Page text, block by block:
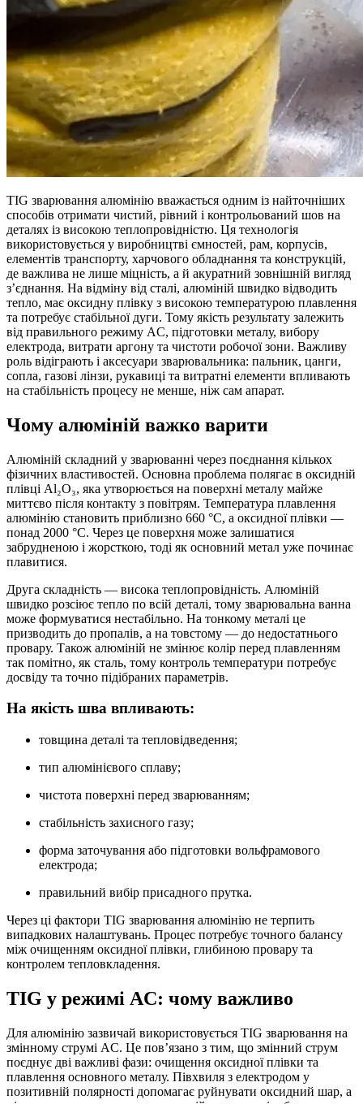
TIG зварювання алюмінію вважається одним із найточніших
способів отримати чистий, рівний і контрольований шов на
деталях із високою теплопровідністю. Ця технологія
використовується у виробництві ємностей, рам, корпусів,
елементів транспорту, харчового обладнання та конструкцій,
де важлива не лише міцність, а й акуратний зовнішній вигляд
з’єднання. На відміну від сталі, алюміній швидко відводить
тепло, має оксидну плівку з високою температурою плавлення
та потребує стабільної дуги. Тому якість результату залежить
від правильного режиму AC, підготовки металу, вибору
електрода, витрати аргону та чистоти робочої зони. Важливу
роль відіграють і аксесуари зварювальника: пальник, цанги,
сопла, газові лінзи, рукавиці та витратні елементи впливають
на стабільність процесу не менше, ніж сам апарат.
Чому алюміній важко варити
Алюміній складний у зварюванні через поєднання кількох
фізичних властивостей. Основна проблема полягає в оксидній
плівці Al₂O₃, яка утворюється на поверхні металу майже
миттєво після контакту з повітрям. Температура плавлення
алюмінію становить приблизно 660 °C, а оксидної плівки —
понад 2000 °C. Через це поверхня може залишатися
забрудненою і жорсткою, тоді як основний метал уже починає
плавитися.
Друга складність — висока теплопровідність. Алюміній
швидко розсіює тепло по всій деталі, тому зварювальна ванна
може формуватися нестабільно. На тонкому металі це
призводить до пропалів, а на товстому — до недостатнього
провару. Також алюміній не змінює колір перед плавленням
так помітно, як сталь, тому контроль температури потребує
досвіду та точно підібраних параметрів.
На якість шва впливають:
товщина деталі та тепловідведення;
тип алюмінієвого сплаву;
чистота поверхні перед зварюванням;
стабільність захисного газу;
форма заточування або підготовки вольфрамового
електрода;
правильний вибір присадного прутка.
Через ці фактори TIG зварювання алюмінію не терпить
випадкових налаштувань. Процес потребує точного балансу
між очищенням оксидної плівки, глибиною провару та
контролем тепловкладення.
TIG у режимі AC: чому важливо
Для алюмінію зазвичай використовується TIG зварювання на
змінному струмі AC. Це пов’язано з тим, що змінний струм
поєднує дві важливі фази: очищення оксидної плівки та
плавлення основного металу. Півхвиля з електродом у
позитивній полярності допомагає руйнувати оксидний шар, а